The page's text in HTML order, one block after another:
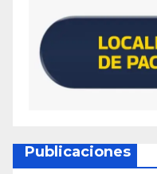
Publicaciones